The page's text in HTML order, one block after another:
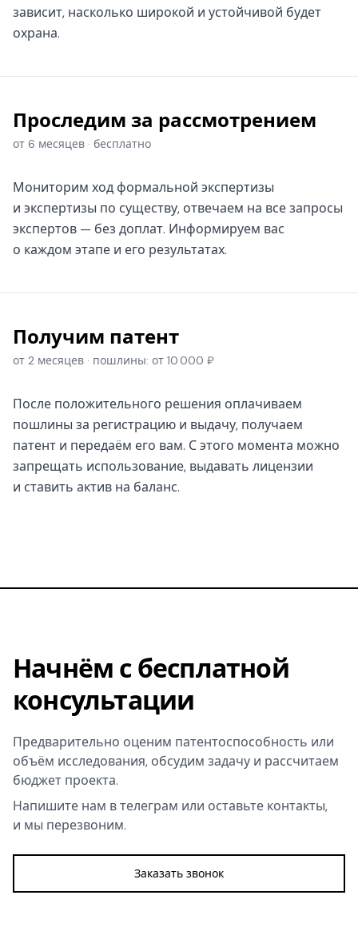
зависит, насколько широкой и устойчивой будет
охрана.
Проследим за рассмотрением
от 6 месяцев · бесплатно
Мониторим ход формальной экспертизы
и экспертизы по существу, отвечаем на все запросы
экспертов — без доплат. Информируем вас
о каждом этапе и его результатах.
Получим патент
от 2 месяцев · пошлины: от 10 000 ₽
После положительного решения оплачиваем
пошлины за регистрацию и выдачу, получаем
патент и передаём его вам. С этого момента можно
запрещать использование, выдавать лицензии
и ставить актив на баланс.
Начнём с бесплатной
консультации
Предварительно оценим патентоспособность или
объём исследования, обсудим задачу и рассчитаем
бюджет проекта.
Напишите нам в телеграм или оставьте контакты,
и мы перезвоним.
Заказать звонок